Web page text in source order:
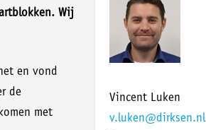
Wij
en vond
de
met
Vincent Luken
v.luken@dirksen.nl